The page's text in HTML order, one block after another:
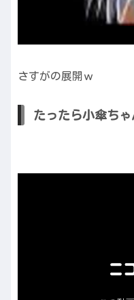
さすがの展開ｗ
たったら小傘ちゃ